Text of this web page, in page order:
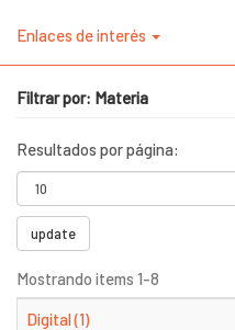
Enlaces de interés
Filtrar por: Materia
Resultados por página:
update
Mostrando items 1-8
Digital (1)